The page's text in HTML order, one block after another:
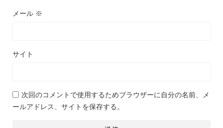
メール ※
サイト
次回のコメントで使用するためブラウザーに自分の名前、メ
ールアドレス、サイトを保存する。